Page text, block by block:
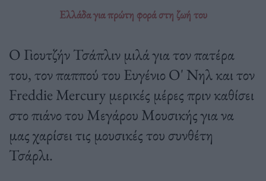
Ελλάδα για πρώτη φορά στη ζωή του
Ο Γιουτζήν Τσάπλιν μιλά για τον πατέρα
του, τον παππού του Ευγένιο Ο' Νηλ και τον
Freddie Mercury μερικές μέρες πριν καθίσει
στο πιάνο του Μεγάρου Μουσικής για να
μας χαρίσει τις μουσικές του συνθέτη
Τσάρλι.